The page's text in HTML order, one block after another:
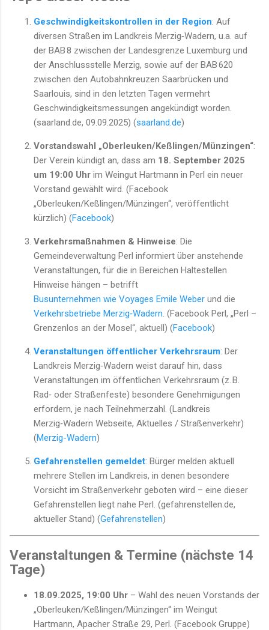
Geschwindigkeitskontrollen in der Region: Auf
diversen Straßen im Landkreis Merzig‑Wadern, u.a. auf
der BAB 8 zwischen der Landesgrenze Luxemburg und
der Anschlussstelle Merzig, sowie auf der BAB 620
zwischen den Autobahnkreuzen Saarbrücken und
Saarlouis, sind in den letzten Tagen vermehrt
Geschwindigkeitsmessungen angekündigt worden.
(saarland.de, 09.09.2025) (saarland.de)
Vorstandswahl „Oberleuken/Keßlingen/Münzingen“:
Der Verein kündigt an, dass am 18. September 2025
um 19:00 Uhr im Weingut Hartmann in Perl ein neuer
Vorstand gewählt wird. (Facebook
„Oberleuken/Keßlingen/Münzingen“, veröffentlicht
kürzlich) (Facebook)
Verkehrsmaßnahmen & Hinweise: Die
Gemeindeverwaltung Perl informiert über anstehende
Veranstaltungen, für die in Bereichen Haltestellen
Hinweise hängen – betrifft
Busunternehmen wie Voyages Emile Weber und die
Verkehrsbetriebe Merzig‑Wadern. (Facebook Perl, „Perl –
Grenzenlos an der Mosel“, aktuell) (Facebook)
Veranstaltungen öffentlicher Verkehrsraum: Der
Landkreis Merzig‑Wadern weist darauf hin, dass
Veranstaltungen im öffentlichen Verkehrsraum (z. B.
Rad‑ oder Straßenfeste) besondere Genehmigungen
erfordern, je nach Teilnehmerzahl. (Landkreis
Merzig‑Wadern Webseite, Aktuelles / Straßenverkehr)
(Merzig-Wadern)
Gefahrenstellen gemeldet: Bürger melden aktuell
mehrere Stellen im Landkreis, in denen besondere
Vorsicht im Straßenverkehr geboten wird – eine dieser
Gefahrenstellen liegt nahe Perl. (gefahrenstellen.de,
aktueller Stand) (Gefahrenstellen)
Veranstaltungen & Termine (nächste 14
Tage)
18.09.2025, 19:00 Uhr – Wahl des neuen Vorstands der
„Oberleuken/Keßlingen/Münzingen“ im Weingut
Hartmann, Apacher Straße 29, Perl. (Facebook Gruppe)